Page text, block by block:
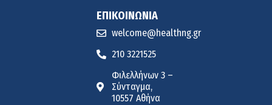
ΕΠΙΚΟΙΝΩΝΙΑ
welcome@healthng.gr
210 3221525
Φιλελλήνων 3 –
Σύνταγμα,
10557 Αθήνα